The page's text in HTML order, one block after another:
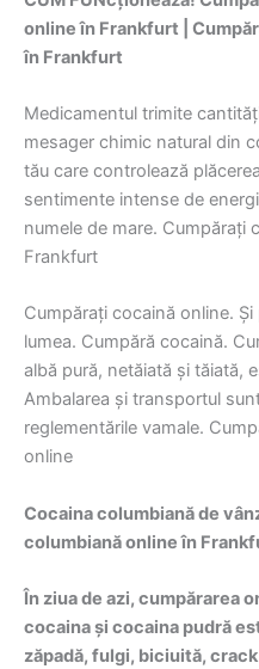
online în Frankfurt |
în Frankfurt
Medicamentul trimite
mesager chimic natural din
tău care controlează
sentimente intense de
numele de mare. Cumpărați
Frankfurt
Cumpărați cocaină online.
lumea. Cumpără cocaină.
albă pură, netăiată și tăiată,
Ambalarea și transportul
reglementările vamale.
online
Cocaina columbiană de
columbiană online în
În ziua de azi, cumpărarea
cocaina și cocaina pudră
zăpadă, fulgi, biciuită,